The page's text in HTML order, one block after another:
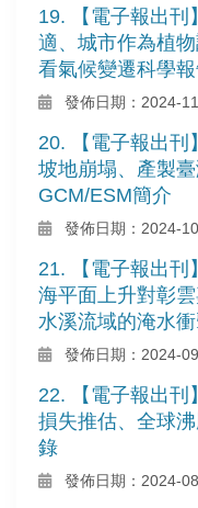
19. 【電子報出刊
適、城市作為植
看氣候變遷科學
發佈日期：2024-
20. 【電子報出刊
坡地崩塌、產製
GCM/ESM簡介
發佈日期：2024-
21. 【電子報出刊
海平面上升對彰
水溪流域的淹水
發佈日期：2024-
22. 【電子報出刊
損失推估、全球
錄
發佈日期：2024-